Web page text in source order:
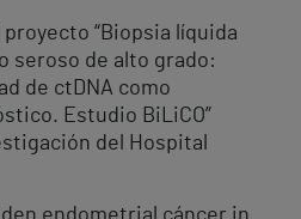
“Biopsia líquida
seroso de alto grado:
de ctDNA como
Estudio BiLiCO”
del Hospital